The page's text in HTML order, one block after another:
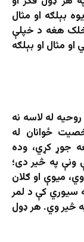
بېلګه او مثال
خلک هغه د خپلې
او مثال او بېلګه
له لاسه نه
ځوانان له
جوړ کړي، وده
ونې په څیر دی؛
میوې او ګلان
سیوري کې د لمر
څیر وي. هر ډول